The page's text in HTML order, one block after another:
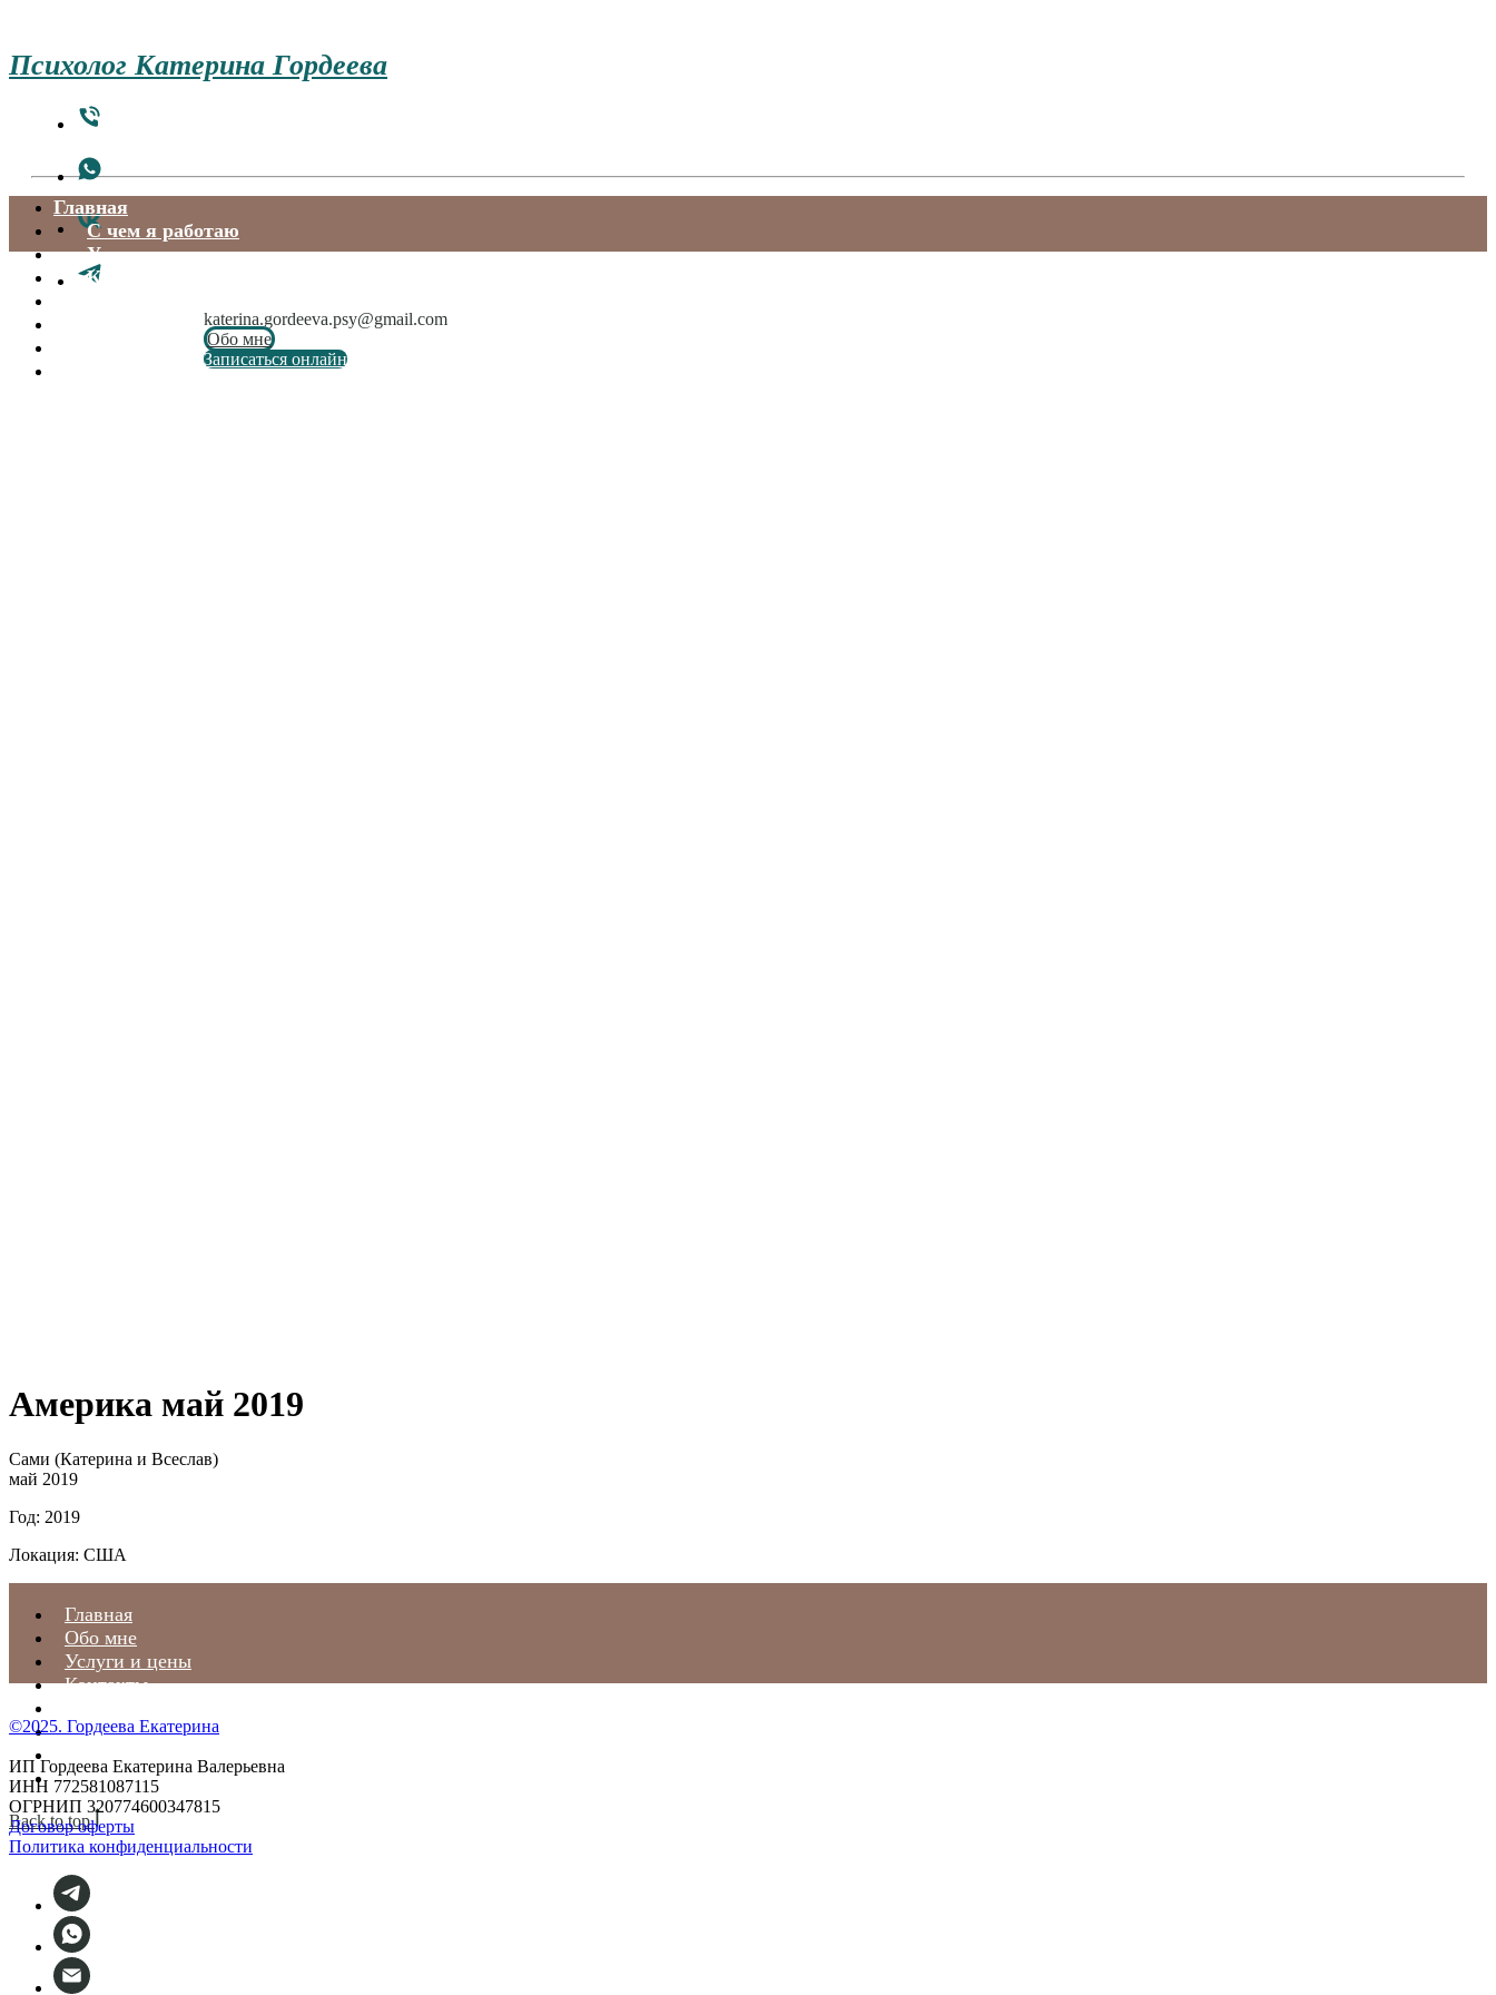
Психолог Катерина Гордеева
katerina.gordeeva.psy@gmail.com
Обо мне
Записаться онлайн
Главная
С чем я работаю
Услуги и цены
Квалификация
Америка май 2019
Сами (Катерина и Всеслав)
май 2019
Год: 2019
Локация: США
Главная
Обо мне
Услуги и цены
Контакты
Статьи
Предстоящие события
Back to top
©2025. Гордеева Екатерина
ИП Гордеева Екатерина Валерьевна
ИНН 772581087115
ОГРНИП 320774600347815
Договор оферты
Политика конфиденциальности